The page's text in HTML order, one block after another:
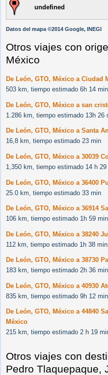
undefined
Datos del mapa ©2014 Google, INEGI
Otros viajes con
México
De León, GTO, México a Ciudad
503 km, tiempo estimado 6h 14 min
De León, GTO, México a san
1.286 km, tiempo estimado 13h 26
De León, GTO, México a Santa
16,8 km, tiempo estimado 23 min
De León, GTO, México a 30039
1,350 km, tiempo estimado 14 h 29
De León, GTO, México a 36400
25.0 km, tiempo estimado 33 min
De León, GTO, México a 36914
106 km, tiempo estimado 1h 59 min
De León, GTO, México a 38240
112 km, tiempo estimado 1h 38 min
De León, GTO, México a 38730
183 km, tiempo estimado 2h 36 min
De León, GTO, México a 40930
835 km, tiempo estimado 9h 12 min
De León, GTO, México a 44840
México
215 km, tiempo estimado 2 h 19
Otros viajes con
Pedro Tlaquepaque,